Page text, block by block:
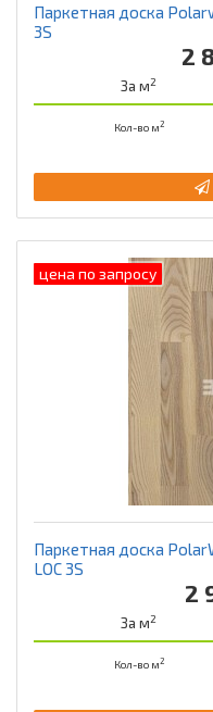
Паркетная доска
3S
2
За м2
Кол-во м2
цена по запросу
Паркетная доска
LOC 3S
2
За м2
Кол-во м2